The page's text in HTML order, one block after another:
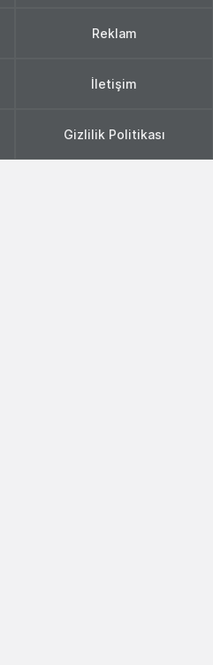
Reklam
İletişim
Gizlilik Politikası